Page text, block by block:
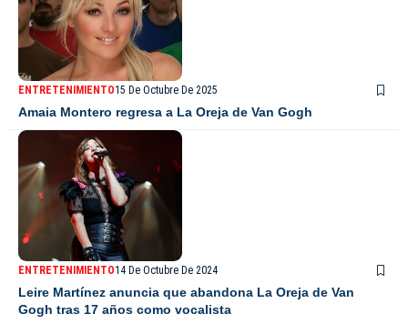
ENTRETENIMIENTO15 De Octubre De 2025
Amaia Montero regresa a La Oreja de Van Gogh
ENTRETENIMIENTO14 De Octubre De 2024
Leire Martínez anuncia que abandona La Oreja de Van
Gogh tras 17 años como vocalista